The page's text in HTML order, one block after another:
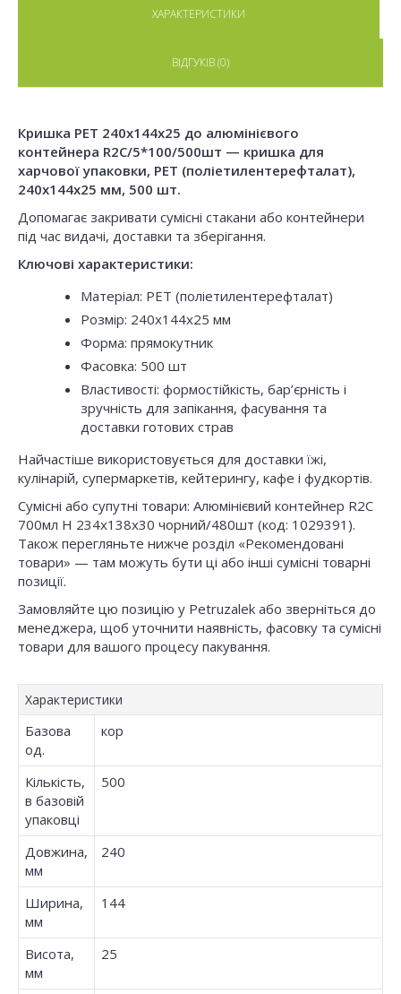
ХАРАКТЕРИСТИКИ
ВІДГУКІВ (0)
Кришка РЕТ 240х144х25 до алюмінієвого
контейнера R2C/5*100/500шт — кришка для
харчової упаковки, PET (поліетилентерефталат),
240x144x25 мм, 500 шт.
Допомагає закривати сумісні стакани або контейнери
під час видачі, доставки та зберігання.
Ключові характеристики:
Матеріал: PET (поліетилентерефталат)
Розмір: 240x144x25 мм
Форма: прямокутник
Фасовка: 500 шт
Властивості: формостійкість, бар’єрність і
зручність для запікання, фасування та
доставки готових страв
Найчастіше використовується для доставки їжі,
кулінарій, супермаркетів, кейтерингу, кафе і фудкортів.
Сумісні або супутні товари: Алюмінієвий контейнер R2C
700мл Н 234х138х30 чорний/480шт (код: 1029391).
Також перегляньте нижче розділ «Рекомендовані
товари» — там можуть бути ці або інші сумісні товарні
позиції.
Замовляйте цю позицію у Petruzalek або зверніться до
менеджера, щоб уточнити наявність, фасовку та сумісні
товари для вашого процесу пакування.
Характеристики
Базова
од.
кор
Кількість,
в базовій
упаковці
500
Довжина,
мм
240
Ширина,
мм
144
Висота,
мм
25